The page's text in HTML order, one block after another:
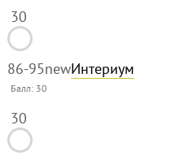
30
86-95newИнтериум
Балл: 30
30